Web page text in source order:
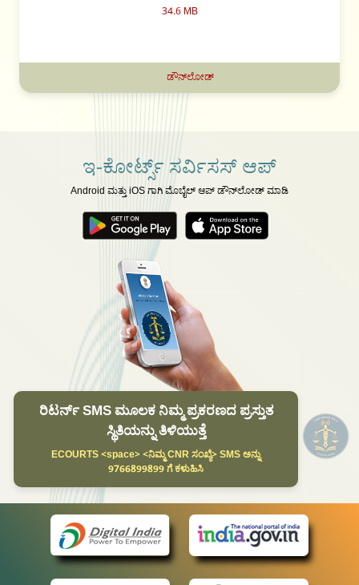
34.6 MB
ಡೌನ್‌ಲೋಡ್
ಇ-ಕೋರ್ಟ್ಸ್ ಸರ್ವಿಸಸ್ ಆಪ್
Android ಮತ್ತು iOS ಗಾಗಿ ಮೊಬೈಲ್ ಆಪ್ ಡೌನ್‌ಲೋಡ್ ಮಾಡಿ
ರಿಟರ್ನ್ SMS ಮೂಲಕ ನಿಮ್ಮ ಪ್ರಕರಣದ ಪ್ರಸ್ತುತ
ಸ್ಥಿತಿಯನ್ನು ತಿಳಿಯುತ್ತೆ
ECOURTS <space> <ನಿಮ್ಮ CNR ಸಂಖ್ಯೆ> SMS ಅನ್ನು
9766899899 ಗೆ ಕಳುಹಿಸಿ